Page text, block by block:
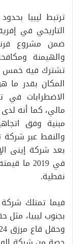
ترتبط ليبيا
التاريخي في
ضمن مشروع
والهيمنة
المكان بقدر ما
الاضطرابات في
مالي، كما أنه
مبنية وفق
والنفط عبر شركة
بعد شركة إينى
نفطية.
فيما تمتلك